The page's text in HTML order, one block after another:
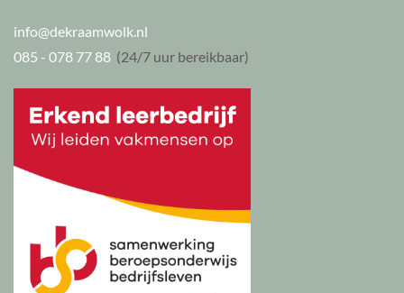
info@dekraamwolk.nl
085 - 078 77 88 (24/7 uur bereikbaar)